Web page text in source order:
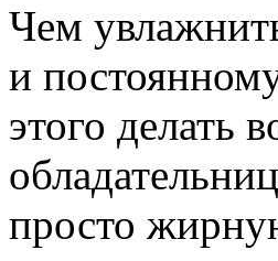
Чем
и
этого делать
просто